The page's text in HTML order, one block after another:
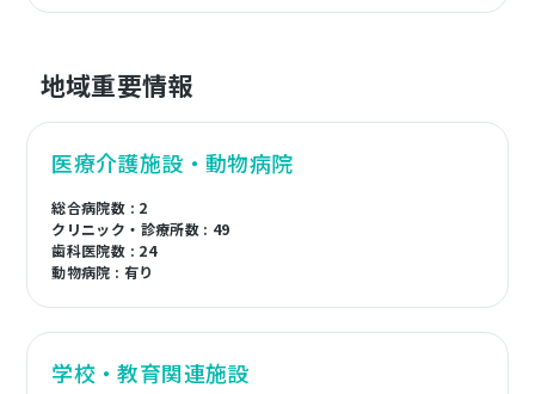
地域重要情報
医療介護施設・動物病院
総合病院数 : 2
クリニック・診療所数 : 49
歯科医院数 : 24
動物病院 : 有り
学校・教育関連施設